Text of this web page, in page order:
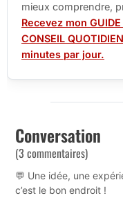
mieux comprendre,
Recevez mon GUIDE
CONSEIL
minutes par jour.
Conversation
(3 commentaires)
💬 Une idée, une
c’est le bon endroit !